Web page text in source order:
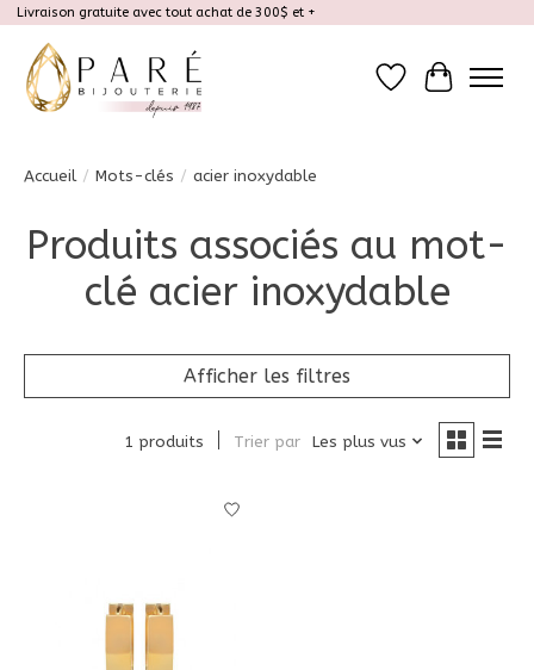
Livraison gratuite avec tout achat de 300$ et +
Liste dePanier
Accueil / Mots-clés / acier inoxydable
Produits associés au mot-
clé acier inoxydable
Afficher les filtres
1 produits Trier par Les plus vus